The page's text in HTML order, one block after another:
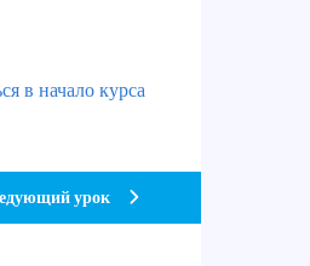
в начало курса
урок